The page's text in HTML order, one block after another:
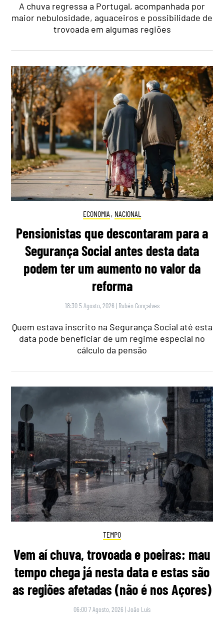
A chuva regressa a Portugal, acompanhada por
maior nebulosidade, aguaceiros e possibilidade de
trovoada em algumas regiões
ECONOMIA , NACIONAL
Pensionistas que descontaram para a
Segurança Social antes desta data
podem ter um aumento no valor da
reforma
18:30 5 Agosto, 2026 | Rubén Gonçalves
Quem estava inscrito na Segurança Social até esta
data pode beneficiar de um regime especial no
cálculo da pensão
TEMPO
Vem aí chuva, trovoada e poeiras: mau
tempo chega já nesta data e estas são
as regiões afetadas (não é nos Açores)
06:00 7 Agosto, 2026 |João Luís